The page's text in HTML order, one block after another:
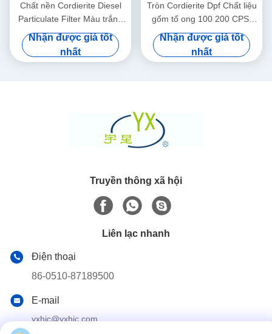
Chất nền Cordierite Diesel
Particulate Filter Màu trắng
Độ xốp cao
Nhận được giá tốt
nhất
Tròn Cordierite Dpf Chất liệu
gốm tổ ong 100 200 CPSI
Mật độ tế bào
Nhận được giá tốt
nhất
Truyền thông xã hội
Liên lạc nhanh
Điện thoại
86-0510-87189500
E-mail
yxhjc@yxhjc.com